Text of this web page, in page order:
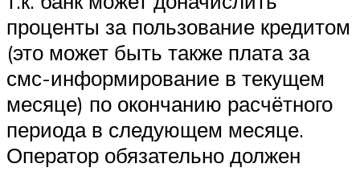
проценты за пользование кредитом
(это может быть также плата за
смс-информирование в текущем
месяце) по окончанию расчётного
периода в следующем месяце.
Оператор обязательно должен